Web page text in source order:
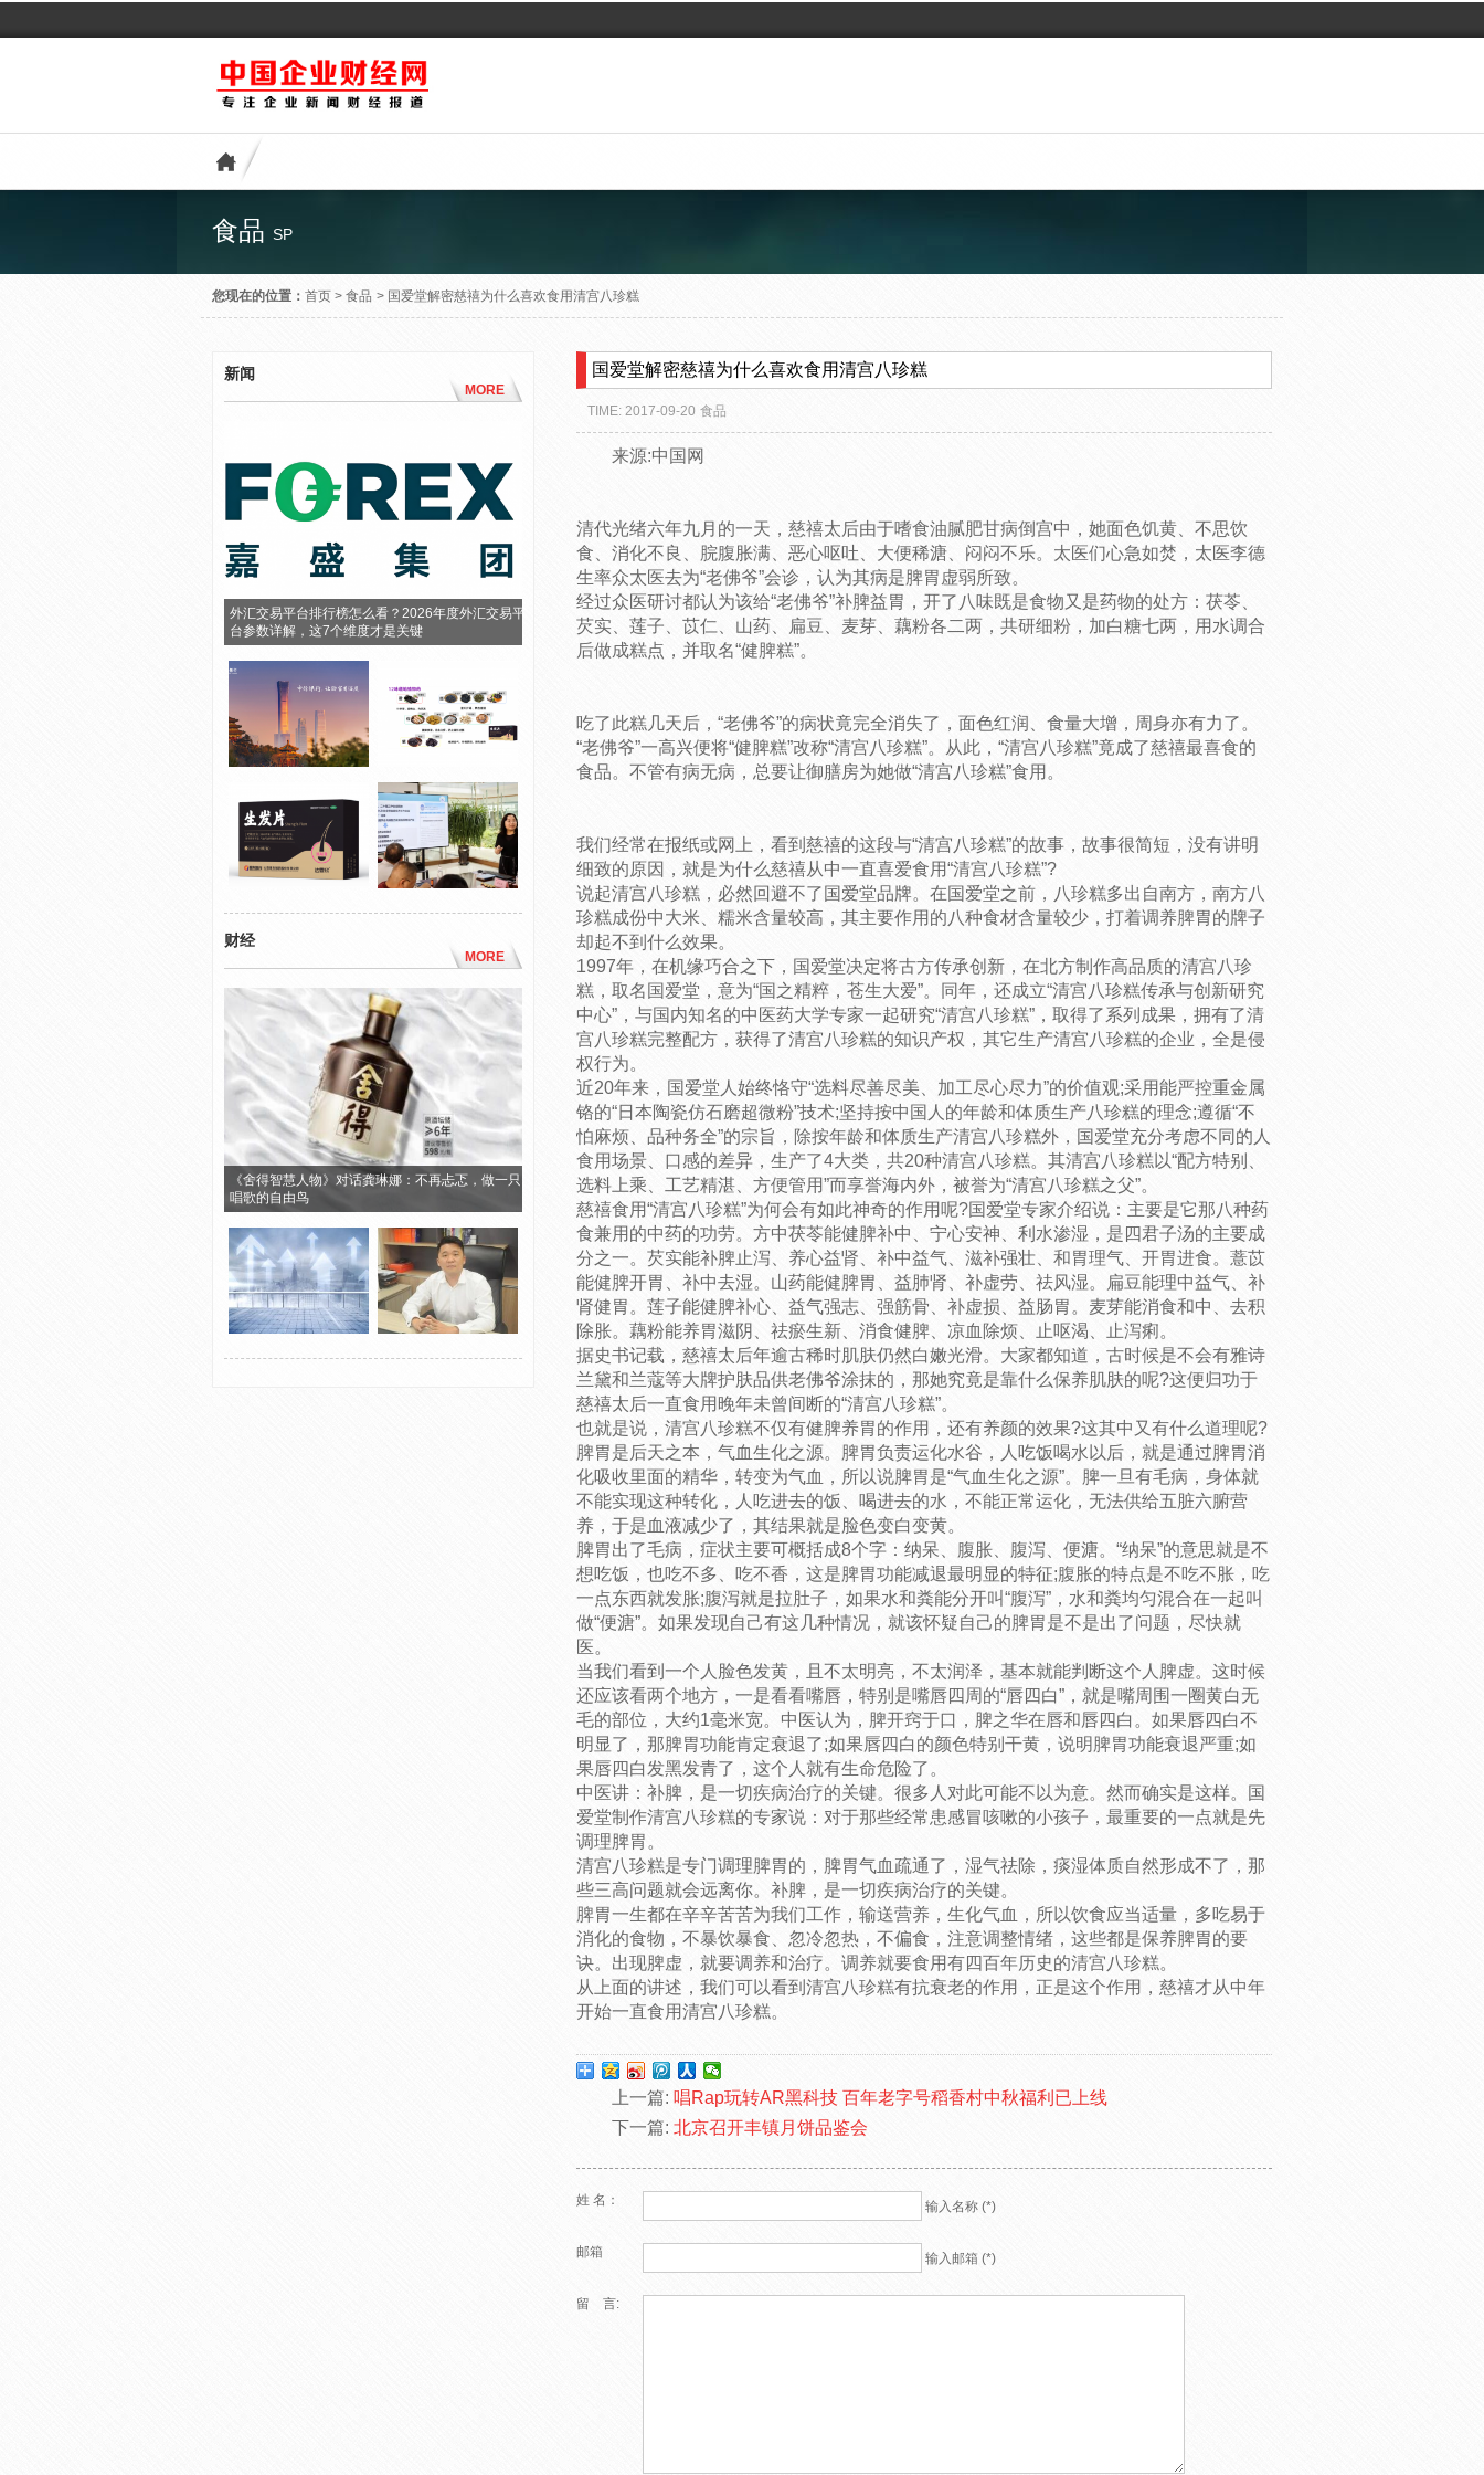
食品 SP
您现在的位置： 首页 > 食品 > 国爱堂解密慈禧为什么喜欢食用清宫八珍糕
新闻
MORE
外汇交易平台排行榜怎么看？2026年度外汇交易平
台参数详解，这7个维度才是关键
财经
MORE
《舍得智慧人物》对话龚琳娜：不再忐忑，做一只
唱歌的自由鸟
国爱堂解密慈禧为什么喜欢食用清宫八珍糕
TIME: 2017-09-20 食品
来源:中国网
清代光绪六年九月的一天，慈禧太后由于嗜食油腻肥甘病倒宫中，她面色饥黄、不思饮
食、消化不良、脘腹胀满、恶心呕吐、大便稀溏、闷闷不乐。太医们心急如焚，太医李德
生率众太医去为“老佛爷”会诊，认为其病是脾胃虚弱所致。
经过众医研讨都认为该给“老佛爷”补脾益胃，开了八味既是食物又是药物的处方：茯苓、
芡实、莲子、苡仁、山药、扁豆、麦芽、藕粉各二两，共研细粉，加白糖七两，用水调合
后做成糕点，并取名“健脾糕”。
吃了此糕几天后，“老佛爷”的病状竟完全消失了，面色红润、食量大增，周身亦有力了。
“老佛爷”一高兴便将“健脾糕”改称“清宫八珍糕”。从此，“清宫八珍糕”竟成了慈禧最喜食的
食品。不管有病无病，总要让御膳房为她做“清宫八珍糕”食用。
我们经常在报纸或网上，看到慈禧的这段与“清宫八珍糕”的故事，故事很简短，没有讲明
细致的原因，就是为什么慈禧从中一直喜爱食用“清宫八珍糕”?
说起清宫八珍糕，必然回避不了国爱堂品牌。在国爱堂之前，八珍糕多出自南方，南方八
珍糕成份中大米、糯米含量较高，其主要作用的八种食材含量较少，打着调养脾胃的牌子
却起不到什么效果。
1997年，在机缘巧合之下，国爱堂决定将古方传承创新，在北方制作高品质的清宫八珍
糕，取名国爱堂，意为“国之精粹，苍生大爱”。同年，还成立“清宫八珍糕传承与创新研究
中心”，与国内知名的中医药大学专家一起研究“清宫八珍糕”，取得了系列成果，拥有了清
宫八珍糕完整配方，获得了清宫八珍糕的知识产权，其它生产清宫八珍糕的企业，全是侵
权行为。
近20年来，国爱堂人始终恪守“选料尽善尽美、加工尽心尽力”的价值观;采用能严控重金属
铬的“日本陶瓷仿石磨超微粉”技术;坚持按中国人的年龄和体质生产八珍糕的理念;遵循“不
怕麻烦、品种务全”的宗旨，除按年龄和体质生产清宫八珍糕外，国爱堂充分考虑不同的人
食用场景、口感的差异，生产了4大类，共20种清宫八珍糕。其清宫八珍糕以“配方特别、
选料上乘、工艺精湛、方便管用”而享誉海内外，被誉为“清宫八珍糕之父”。
慈禧食用“清宫八珍糕”为何会有如此神奇的作用呢?国爱堂专家介绍说：主要是它那八种药
食兼用的中药的功劳。方中茯苓能健脾补中、宁心安神、利水渗湿，是四君子汤的主要成
分之一。芡实能补脾止泻、养心益肾、补中益气、滋补强壮、和胃理气、开胃进食。薏苡
能健脾开胃、补中去湿。山药能健脾胃、益肺肾、补虚劳、祛风湿。扁豆能理中益气、补
肾健胃。莲子能健脾补心、益气强志、强筋骨、补虚损、益肠胃。麦芽能消食和中、去积
除胀。藕粉能养胃滋阴、祛瘀生新、消食健脾、凉血除烦、止呕渴、止泻痢。
据史书记载，慈禧太后年逾古稀时肌肤仍然白嫩光滑。大家都知道，古时候是不会有雅诗
兰黛和兰蔻等大牌护肤品供老佛爷涂抹的，那她究竟是靠什么保养肌肤的呢?这便归功于
慈禧太后一直食用晚年未曾间断的“清宫八珍糕”。
也就是说，清宫八珍糕不仅有健脾养胃的作用，还有养颜的效果?这其中又有什么道理呢?
脾胃是后天之本，气血生化之源。脾胃负责运化水谷，人吃饭喝水以后，就是通过脾胃消
化吸收里面的精华，转变为气血，所以说脾胃是“气血生化之源”。脾一旦有毛病，身体就
不能实现这种转化，人吃进去的饭、喝进去的水，不能正常运化，无法供给五脏六腑营
养，于是血液减少了，其结果就是脸色变白变黄。
脾胃出了毛病，症状主要可概括成8个字：纳呆、腹胀、腹泻、便溏。“纳呆”的意思就是不
想吃饭，也吃不多、吃不香，这是脾胃功能减退最明显的特征;腹胀的特点是不吃不胀，吃
一点东西就发胀;腹泻就是拉肚子，如果水和粪能分开叫“腹泻”，水和粪均匀混合在一起叫
做“便溏”。如果发现自己有这几种情况，就该怀疑自己的脾胃是不是出了问题，尽快就
医。
当我们看到一个人脸色发黄，且不太明亮，不太润泽，基本就能判断这个人脾虚。这时候
还应该看两个地方，一是看看嘴唇，特别是嘴唇四周的“唇四白”，就是嘴周围一圈黄白无
毛的部位，大约1毫米宽。中医认为，脾开窍于口，脾之华在唇和唇四白。如果唇四白不
明显了，那脾胃功能肯定衰退了;如果唇四白的颜色特别干黄，说明脾胃功能衰退严重;如
果唇四白发黑发青了，这个人就有生命危险了。
中医讲：补脾，是一切疾病治疗的关键。很多人对此可能不以为意。然而确实是这样。国
爱堂制作清宫八珍糕的专家说：对于那些经常患感冒咳嗽的小孩子，最重要的一点就是先
调理脾胃。
清宫八珍糕是专门调理脾胃的，脾胃气血疏通了，湿气祛除，痰湿体质自然形成不了，那
些三高问题就会远离你。补脾，是一切疾病治疗的关键。
脾胃一生都在辛辛苦苦为我们工作，输送营养，生化气血，所以饮食应当适量，多吃易于
消化的食物，不暴饮暴食、忽冷忽热，不偏食，注意调整情绪，这些都是保养脾胃的要
诀。出现脾虚，就要调养和治疗。调养就要食用有四百年历史的清宫八珍糕。
从上面的讲述，我们可以看到清宫八珍糕有抗衰老的作用，正是这个作用，慈禧才从中年
开始一直食用清宫八珍糕。
上一篇: 唱Rap玩转AR黑科技 百年老字号稻香村中秋福利已上线
下一篇: 北京召开丰镇月饼品鉴会
姓 名： 输入名称 (*)
邮箱 输入邮箱 (*)
留 言: